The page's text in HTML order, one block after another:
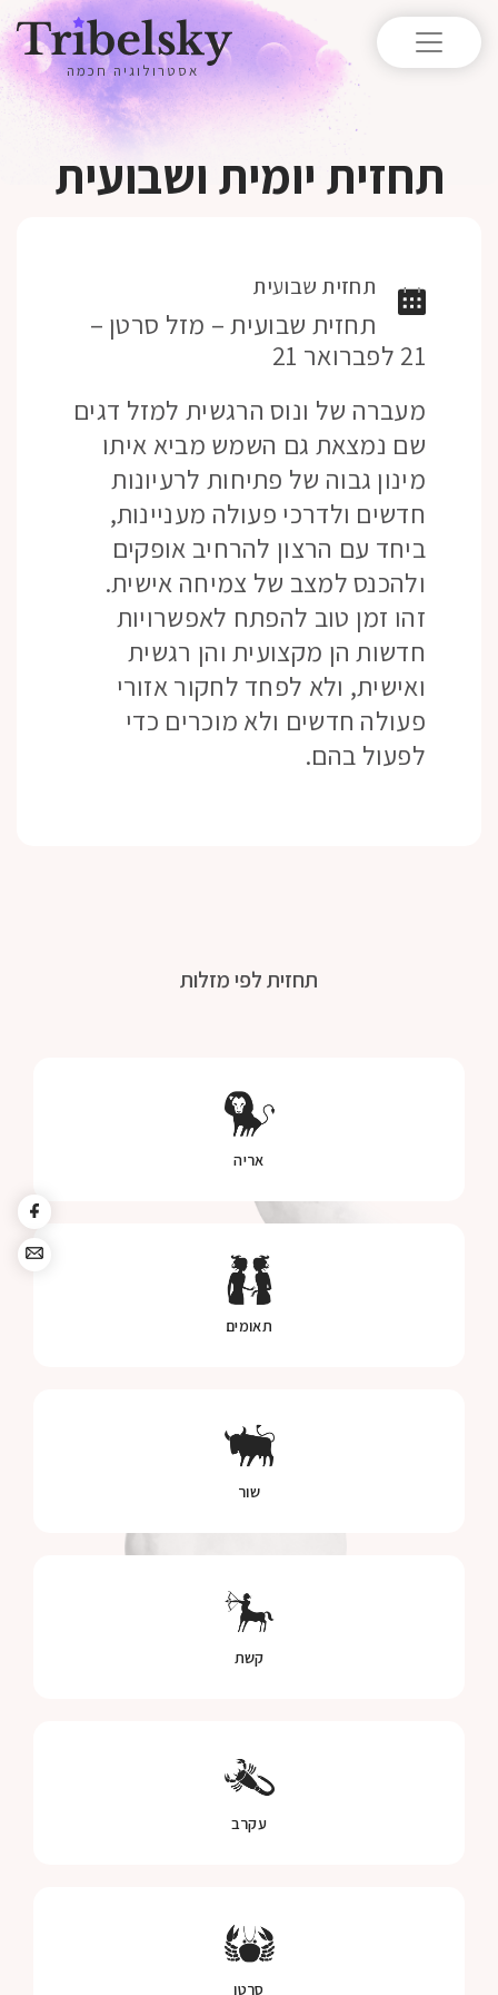
אסטרולוגיה חכמה
תחזית יומית ושבועית
תחזית שבועית
תחזית שבועית – מזל סרטן –
21 לפברואר 21
מעברה של ונוס הרגשית למזל דגים
שם נמצאת גם השמש מביא איתו
מינון גבוה של פתיחות לרעיונות
חדשים ולדרכי פעולה מעניינות,
ביחד עם הרצון להרחיב אופקים
ולהכנס למצב של צמיחה אישית.
זהו זמן טוב להפתח לאפשרויות
חדשות הן מקצועית והן רגשית
ואישית, ולא לפחד לחקור אזורי
פעולה חדשים ולא מוכרים כדי
לפעול בהם.
תחזית לפי מזלות
אריה
תאומים
שור
קשת
עקרב
סרטן